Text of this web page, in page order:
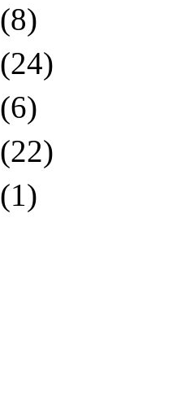
(8)
(24)
(6)
(22)
(1)